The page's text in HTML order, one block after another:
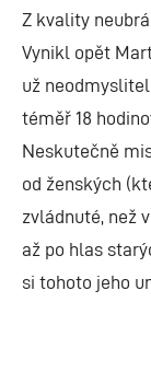
Z kvality
Vynikl opět
už
téměř 18
Neskutečně
od ženských
zvládnuté, než
až po hlas
si tohoto jeho